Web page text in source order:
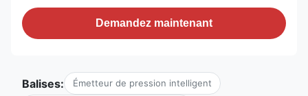
Demandez maintenant
Balises: Émetteur de pression intelligent